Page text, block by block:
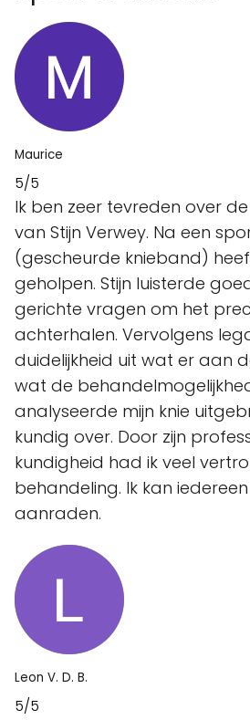
Maurice
5/5
Ik ben zeer tevreden over
van Stijn Verwey. Na een
(gescheurde knieband)
geholpen. Stijn luisterde
gerichte vragen om het
achterhalen. Vervolgens
duidelijkheid uit wat er aan
wat de
analyseerde mijn knie
kundig over. Door zijn
kundigheid had ik veel
behandeling. Ik kan
aanraden.
Leon V. D. B.
5/5